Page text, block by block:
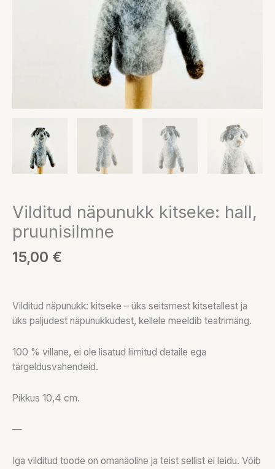
Vilditud näpunukk kitseke: hall,
pruunisilmne
15,00 €
Vilditud näpunukk: kitseke – üks seitsmest kitsetallest ja
üks paljudest näpunukkudest, kellele meeldib teatrimäng.
100 % villane, ei ole lisatud liimitud detaile ega
tärgeldusvahendeid.
Pikkus 10,4 cm.
—
Iga vilditud toode on omanäoline ja teist sellist ei leidu. Võib